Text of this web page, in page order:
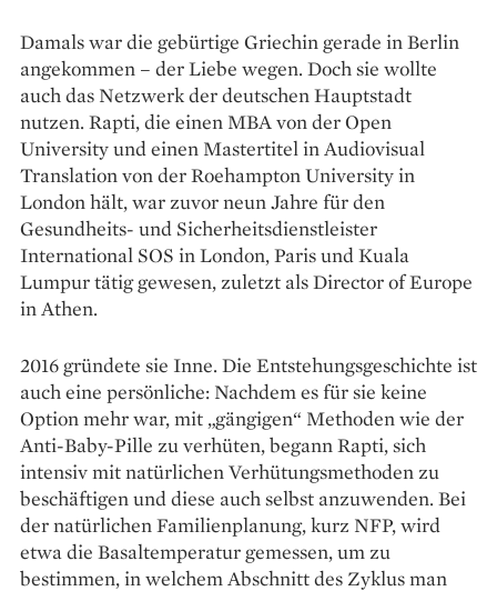
Damals war die gebürtige Griechin gerade in Berlin
ange­kommen – der Liebe wegen. Doch sie wollte
auch das Netzwerk der deutschen Hauptstadt
nutzen. Rapti, die einen MBA von der Open
University und einen Mastertitel in Audiovisual
Translation von der Roehampton University in
London hält, war zuvor neun Jahre für den
Gesundheits- und Sicherheitsdienstleister
International SOS in London, Paris und Kuala
Lumpur tätig gewesen, zuletzt als Director of Europe
in Athen.
2016 gründete sie Inne. Die Entstehungsgeschichte ist
auch eine persönliche: Nachdem es für sie keine
Option mehr war, mit „gängigen“ Methoden wie der
Anti-Baby-Pille zu verhüten, begann Rapti, sich
intensiv mit natürlichen Verhütungsmethoden zu
beschäftigen und diese auch selbst anzuwenden. Bei
der natürlichen Familienplanung, kurz NFP, wird
etwa die Basaltemperatur gemessen, um zu
bestimmen, in welchem Abschnitt des Zyklus man